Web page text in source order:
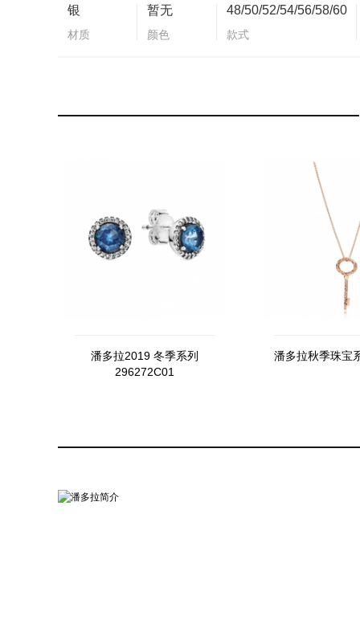
银
材质
暂无
颜色
48/50/52/54/56/58/60
款式
潘多拉2019 冬季系列
296272C01
潘多拉秋季珠宝